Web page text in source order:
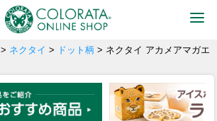
> ネクタイ > ドット柄 > ネクタイ アカメアマガエ